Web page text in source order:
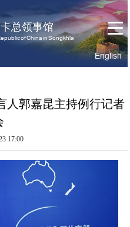
总领事馆
of China in Songkhla
我
服
English
人郭嘉昆主持例行记者
17:00